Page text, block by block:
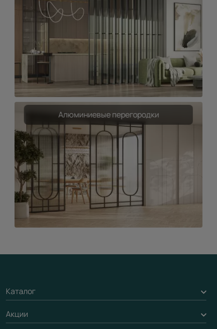
Алюминиевые перегородки
Каталог
Межкомнатные двери
Акции